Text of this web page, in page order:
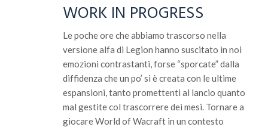
WORK IN PROGRESS
Le poche ore che abbiamo trascorso nella
versione alfa di Legion hanno suscitato in noi
emozioni contrastanti, forse “sporcate” dalla
diffidenza che un po’ si è creata con le ultime
espansioni, tanto promettenti al lancio quanto
mal gestite col trascorrere dei mesi. Tornare a
giocare World of Wacraft in un contesto